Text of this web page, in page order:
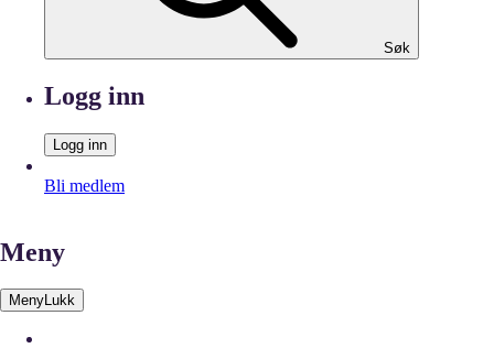
Søk
Logg inn
Logg inn
Bli medlem
Meny
MenyLukk